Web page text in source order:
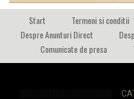
Start Termeni si conditii
Despre Anunturi Direct
Comunicate de presa